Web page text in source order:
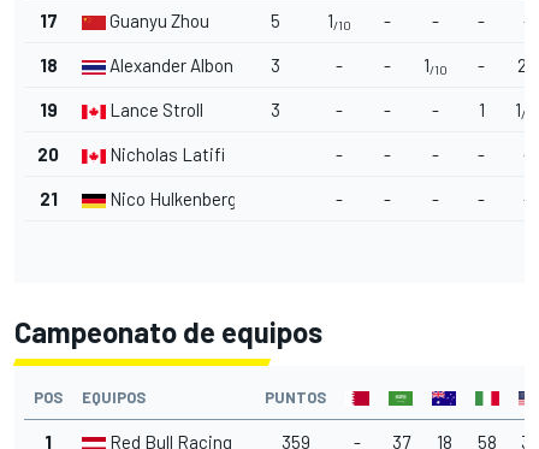
17 Guanyu Zhou 5 1/10 - - - -
18 Alexander Albon 3 - - 1/10 - 2
19 Lance Stroll 3 - - - 1 1/10
20 Nicholas Latifi - - - - -
21 Nico Hulkenberg - - - - -
Campeonato de equipos
POS EQUIPOS PUNTOS
1 Red Bull Racing 359 - 37 18 58 38